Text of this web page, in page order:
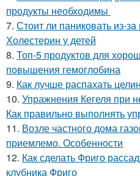
продукты необходимы
7. Стоит ли паниковать из-
Холестерин у детей
8. Топ-5 продуктов для
повышения гемоглобина
9. Как лучше распахать
10. Упражнения Кегеля при
Как правильно выполнять
11. Возле частного дома
приемлемо. Особенности
12. Как сделать Фриго
клубника Фриго